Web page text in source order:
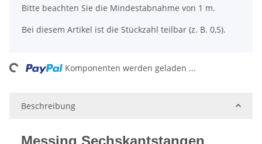
x
Bitte beachten Sie die Mindestabnahme von 1 m.
Bei diesem Artikel ist die Stückzahl teilbar (z. B. 0,5).
Komponenten werden geladen ...
Beschreibung
Messing Sechskantstangen